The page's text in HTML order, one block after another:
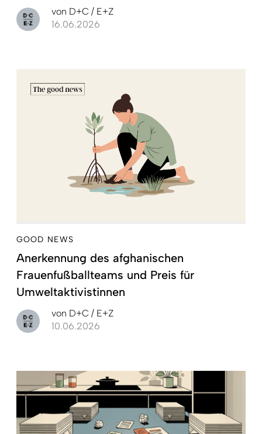
von D+C / E+Z
16.06.2026
GOOD NEWS
Anerkennung des afghanischen
Frauenfußballteams und Preis für
Umweltaktivistinnen
von D+C / E+Z
10.06.2026